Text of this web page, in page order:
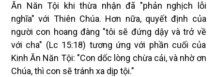
Ăn Năn Tội khi thừa nhận đã "phản nghịch lỗi
nghĩa" với Thiên Chúa. Hơn nữa, quyết định của
người con hoang đàng "tôi sẽ đứng dậy và trở về
với cha" (Lc 15:18) tương ứng với phần cuối của
Kinh Ăn Năn Tội: "Con dốc lòng chừa cải, và nhờ ơn
Chúa, thì con sẽ tránh xa dịp tội."